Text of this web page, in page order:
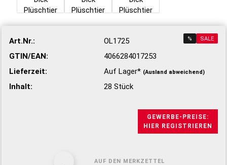
% SALE
Art.Nr.:
OL1725
GTIN/EAN:
4066284017253
Lieferzeit:
Auf Lager* (Ausland abweichend)
Inhalt: 28 Stück
GEWERBE-PREISE:
HIER REGISTRIEREN
AUF DEN MERKZETTEL